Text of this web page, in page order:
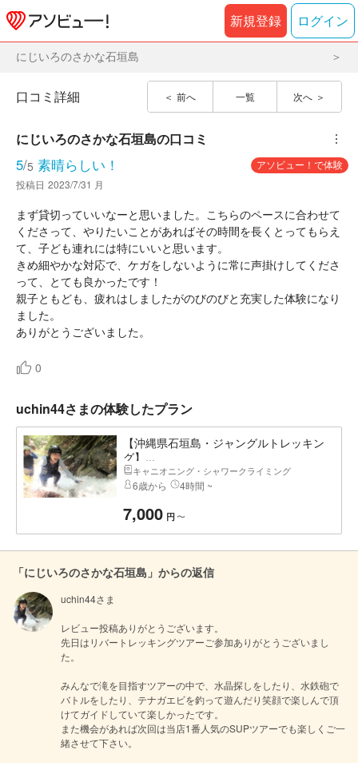
新規登録 ログイン
にじいろのさかな石垣島
前へ 一覧 次へ
口コミ詳細
にじいろのさかな石垣島の口コミ ︙
5/5 素晴らしい！
アソビュー！で体験
投稿日 2023/7/31 月
まず貸切っていいなーと思いました。こちらのペースに合わせて
くださって、やりたいことがあればその時間を長くとってもらえ
て、子ども連れには特にいいと思います。
きめ細やかな対応で、ケガをしないように常に声掛けしてくださ
って、とても良かったです！
親子ともども、疲れはしましたがのびのびと充実した体験になり
ました。
ありがとうございました。
0
uchin44さまの体験したプラン
【沖縄県石垣島・ジャングルトレッキン
グ】...
キャニオニング・シャワークライミング
6歳から 4時間 ~
7,000 円 〜
「にじいろのさかな石垣島」からの返信
uchin44さま
レビュー投稿ありがとうございます。
先日はリバートレッキングツアーご参加ありがとうございまし
た。
みんなで滝を目指すツアーの中で、水晶探しをしたり、水鉄砲で
バトルをしたり、テナガエビを釣って遊んだり笑顔で楽しんで頂
けてガイドしていて楽しかったです。
また機会があれば次回は当店1番人気のSUPツアーでも楽しくご一
緒させて下さい。